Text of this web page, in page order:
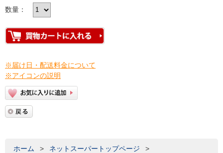
数量：
※届け日・配送料金について
※アイコンの説明
ホーム > ネットスーパートップページ
>